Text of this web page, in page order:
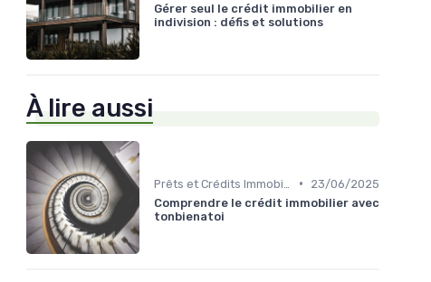
Gérer seul le crédit immobilier en
indivision : défis et solutions
À lire aussi
•
23/06/2025
Comprendre le crédit immobilier avec
tonbienatoi